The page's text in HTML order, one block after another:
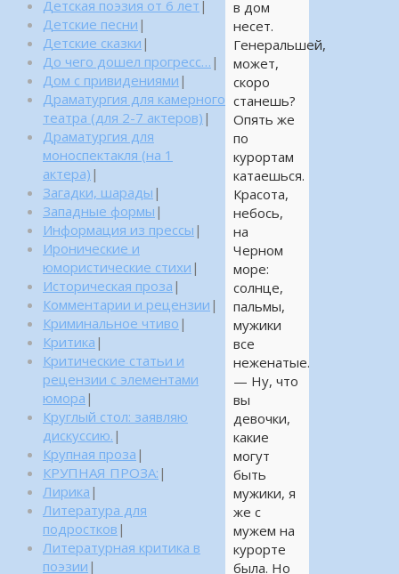
в дом
несет.
Генеральшей,
может,
скоро
станешь?
Опять же
по
курортам
катаешься.
Красота,
небось,
на
Черном
море:
солнце,
пальмы,
мужики
все
неженатые.
— Ну, что
вы
девочки,
какие
могут
быть
мужики, я
же с
мужем на
курорте
была. Но
Детская поэзия от 6 лет |
Детские песни |
Детские сказки |
До чего дошел прогресс… |
Дом с привидениями |
Драматургия для камерного
театра (для 2-7 актеров) |
Драматургия для
моноспектакля (на 1
актера) |
Загадки, шарады |
Западные формы |
Информация из прессы |
Иронические и
юмористические стихи |
Историческая проза |
Комментарии и рецензии |
Криминальное чтиво |
Критика |
Критические статьи и
рецензии с элементами
юмора |
Круглый стол: заявляю
дискуссию. |
Крупная проза |
КРУПНАЯ ПРОЗА: |
Лирика |
Литература для
подростков |
Литературная критика в
поэзии |